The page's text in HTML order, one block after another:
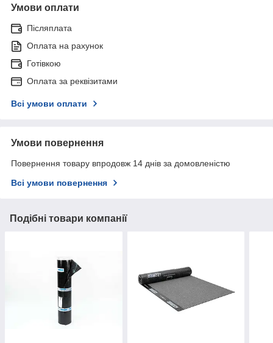
Умови оплати
Післяплата
Оплата на рахунок
Готівкою
Оплата за реквізитами
Всі умови оплати
Умови повернення
Повернення товару впродовж 14 днів за домовленістю
Всі умови повернення
Подібні товари компанії